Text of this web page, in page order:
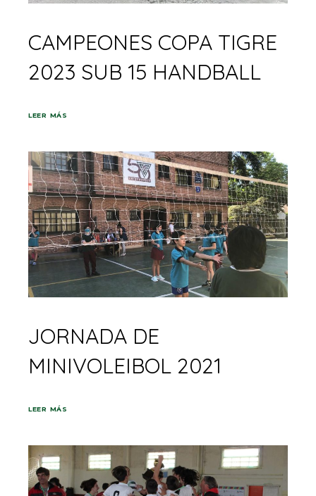
CAMPEONES COPA TIGRE
2023 SUB 15 HANDBALL
LEER MÁS
JORNADA DE
MINIVOLEIBOL 2021
LEER MÁS